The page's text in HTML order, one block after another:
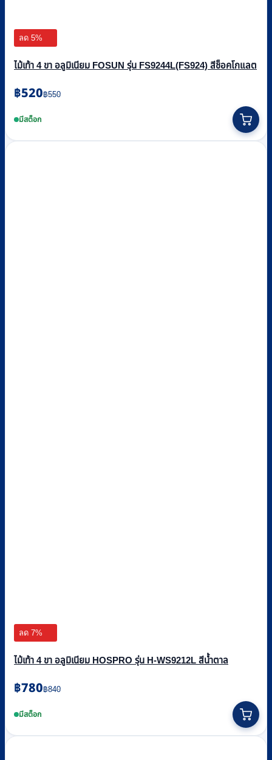
ลด 5%
ไม้เท้า 4 ขา อลูมิเนียม FOSUN รุ่น FS9244L(FS924) สีช็อคโกแลต
฿550
Original
price
was:
฿520
Current
price
is:มีสต็อก
ลด 7%
ไม้เท้า 4 ขา อลูมิเนียม HOSPRO รุ่น H-WS9212L สีน้ำตาล
฿840
Original
price
was:
฿780
Current
price
is:มีสต็อก